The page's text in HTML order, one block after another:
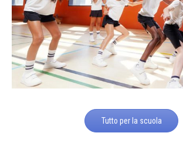
Tutto per la scuola